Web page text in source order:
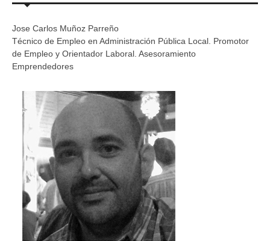
Jose Carlos Muñoz Parreño
Técnico de Empleo en Administración Pública Local. Promotor
de Empleo y Orientador Laboral. Asesoramiento
Emprendedores